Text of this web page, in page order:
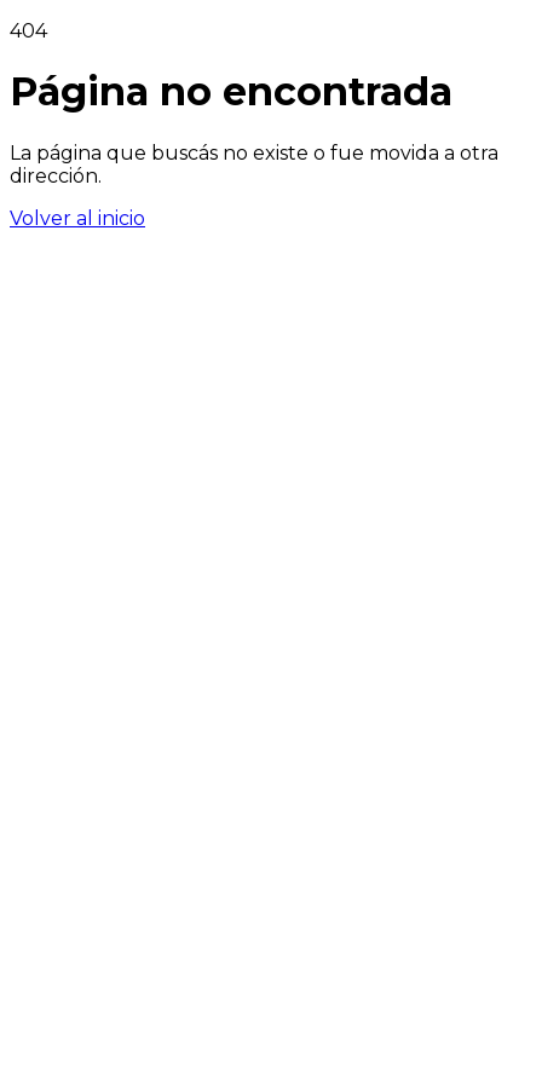
404
Página no encontrada
La página que buscás no existe o fue movida a otra
dirección.
Volver al inicio